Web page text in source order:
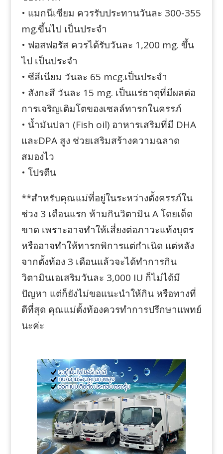
• แมกนีเซียม ควรรับประทานวันละ 300-355
mg.ขึ้นไป เป็นประจำ
• ฟอสฟอรัส ควรได้รับวันละ 1,200 mg. ขึ้น
ไป เป็นประจำ
• ซีลีเนียม วันละ 65 mcg.เป็นประจำ
• สังกะสี วันละ 15 mg. เป็นแร่ธาตุที่มีผลต่อ
การเจริญเติมโตของเซลล์ทารกในครรภ์
• น้ำมันปลา (Fish oil) อาหารเสริมที่มี DHA
และDPA สูง ช่วยเสริมสร้างความฉลาด
สมองไว
• โปรตีน
**สำหรับคุณแม่ที่อยู่ในระหว่างตั้งครรภ์ใน
ช่วง 3 เดือนแรก ห้ามกินวิตามิน A โดยเด็ด
ขาด เพราะอาจทำให้เสี่ยงต่อภาวะแท้งบุตร
หรืออาจทำให้ทารกพิการแต่กำเนิด แต่หลัง
จากตั้งท้อง 3 เดือนแล้วจะได้ทำการกิน
วิตามินเอเสริมวันละ 3,000 IU ก็ไม่ได้มี
ปัญหา แต่ก็ยังไม่ขอแนะนำให้กิน หรือทางที่
ดีที่สุด คุณแม่ตั้งท้องควรทำการปรึกษาแพทย์
นะค่ะ